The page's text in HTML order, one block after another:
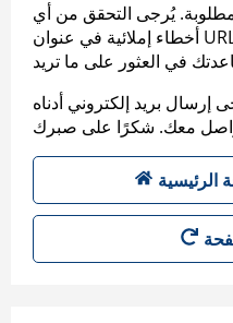
يُرجى التحقق من أي
أخطاء إملائية في عنوان URL، أو عرض خريطة الموقع
بريد إلكتروني أدناه
الرئيسية